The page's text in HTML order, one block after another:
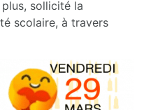
sollicité la
scolaire, à travers